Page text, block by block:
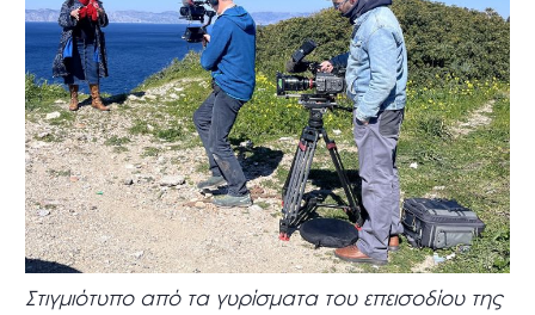
Στιγμιότυπο από τα γυρίσματα του επεισοδίου της